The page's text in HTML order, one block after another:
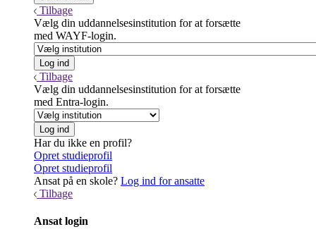
Tilbage
Vælg din uddannelsesinstitution for at forsætte
med WAYF-login.
Tilbage
Vælg din uddannelsesinstitution for at forsætte
med Entra-login.
Har du ikke en profil?
Opret studieprofil
Opret studieprofil
Ansat på en skole? Log ind for ansatte
Tilbage
Ansat login